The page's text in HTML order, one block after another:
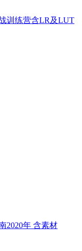
训练营含LR及LUT
2020年 含素材